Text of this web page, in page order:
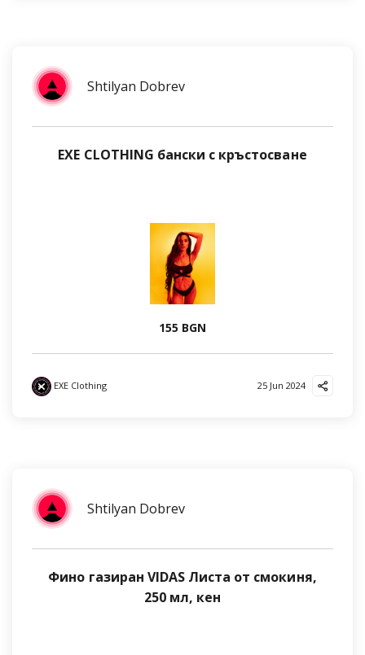
Shtilyan Dobrev
EXE CLOTHING бански с кръстосване
155 BGN
EXE Clothing 25 Jun 2024
Shtilyan Dobrev
Фино газиран VIDAS Листа от смокиня,
250 мл, кен